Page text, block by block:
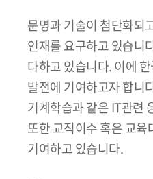
문명과 기술이 첨단화되
인재를 요구하고 있습니
다하고 있습니다. 이에
발전에 기여하고자 합니
기계학습과 같은 IT관련
또한 교직이수 혹은 교
기여하고 있습니다.